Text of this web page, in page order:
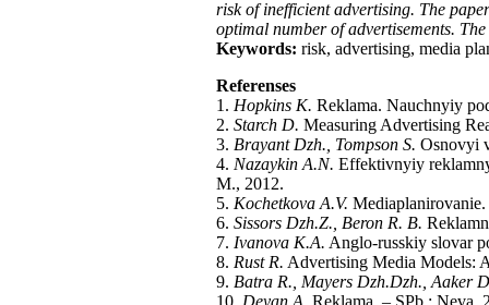
risk of inefficient advertising. The
optimal number of advertisements.
Keywords: risk, advertising, media
Referenses
1. Hopkins K. Reklama. Nauchnyiy
2. Starch D. Measuring Advertising
3. Brayant Dzh., Tompson S. Osnovyi
4. Nazaykin A.N. Effektivnyiy
M., 2012.
5. Kochetkova A.V.
6. Sissors Dzh.Z., Beron R. B.
7. Ivanova K.A. Anglo-russkiy slovar
8. Rust R. Advertising Media Models:
9. Batra R., Mayers Dzh.Dzh., Aaker